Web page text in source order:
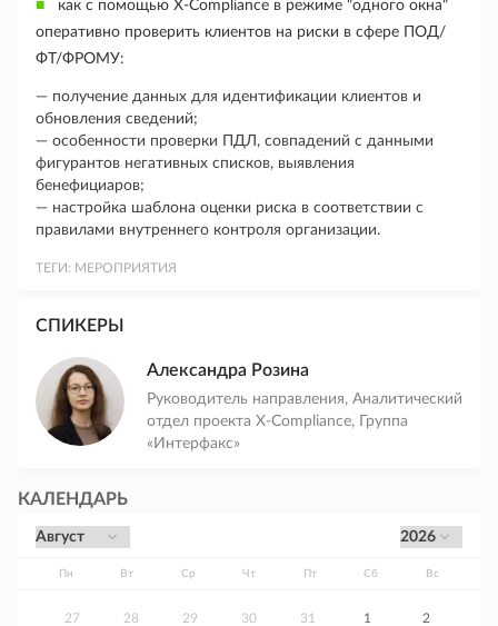
как с помощью X-Compliance в режиме "одного окна"
оперативно проверить клиентов на риски в сфере ПОД/
ФТ/ФРОМУ:
— получение данных для идентификации клиентов и
обновления сведений;
— особенности проверки ПДЛ, совпадений с данными
фигурантов негативных списков, выявления
бенефициаров;
— настройка шаблона оценки риска в соответствии с
правилами внутреннего контроля организации.
ТЕГИ: МЕРОПРИЯТИЯ
СПИКЕРЫ
Александра Розина
Руководитель направления, Аналитический
отдел проекта X-Compliance, Группа
«Интерфакс»
КАЛЕНДАРЬ
Пн Вт Ср Чт Пт Сб Вс
27 28 29 30 31 1 2